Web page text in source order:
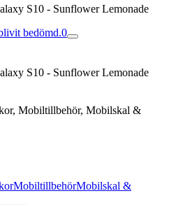
S10 - Sunflower Lemonade
bedömd.0
S10 - Sunflower Lemonade
Mobiltillbehör, Mobilskal &
MobiltillbehörMobilskal &